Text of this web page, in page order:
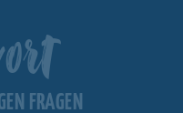
FRAGEN